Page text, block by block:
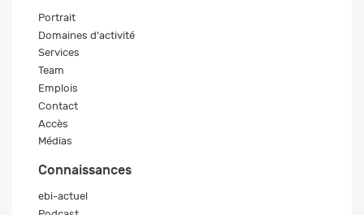
Portrait
Domaines d'activité
Services
Team
Emplois
Contact
Accès
Médias
Connaissances
ebi-actuel